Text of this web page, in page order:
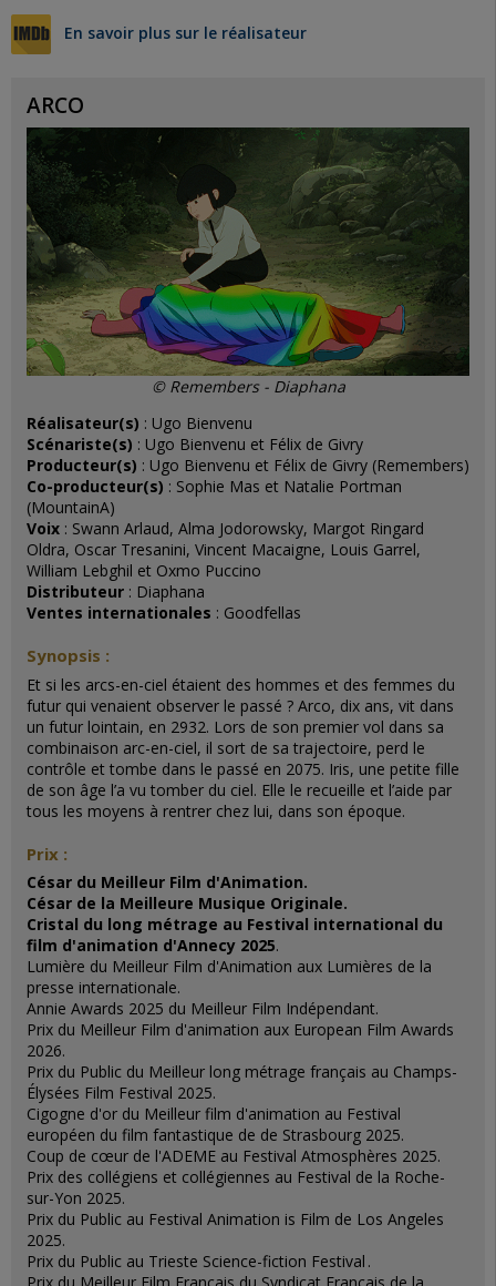
En savoir plus sur le réalisateur
ARCO
© Remembers - Diaphana
Réalisateur(s) : Ugo Bienvenu
Scénariste(s) : Ugo Bienvenu et Félix de Givry
Producteur(s) : Ugo Bienvenu et Félix de Givry (Remembers)
Co-producteur(s) : Sophie Mas et Natalie Portman
(MountainA)
Voix : Swann Arlaud, Alma Jodorowsky, Margot Ringard
Oldra, Oscar Tresanini, Vincent Macaigne, Louis Garrel,
William Lebghil et Oxmo Puccino
Distributeur : Diaphana
Ventes internationales : Goodfellas
Synopsis :
Et si les arcs-en-ciel étaient des hommes et des femmes du
futur qui venaient observer le passé ? Arco, dix ans, vit dans
un futur lointain, en 2932. Lors de son premier vol dans sa
combinaison arc-en-ciel, il sort de sa trajectoire, perd le
contrôle et tombe dans le passé en 2075. Iris, une petite fille
de son âge l’a vu tomber du ciel. Elle le recueille et l’aide par
tous les moyens à rentrer chez lui, dans son époque.
Prix :
César du Meilleur Film d'Animation.
César de la Meilleure Musique Originale.
Cristal du long métrage au Festival international du
film d'animation d'Annecy 2025.
Lumière du Meilleur Film d'Animation aux Lumières de la
presse internationale.
Annie Awards 2025 du Meilleur Film Indépendant.
Prix du Meilleur Film d'animation aux European Film Awards
2026.
Prix du Public du Meilleur long métrage français au Champs-
Élysées Film Festival 2025.
Cigogne d'or du Meilleur film d'animation au Festival
européen du film fantastique de de Strasbourg 2025.
Coup de cœur de l'ADEME au Festival Atmosphères 2025.
Prix des collégiens et collégiennes au Festival de la Roche-
sur-Yon 2025.
Prix du Public au Festival Animation is Film de Los Angeles
2025.
Prix du Public au Trieste Science-fiction Festival .